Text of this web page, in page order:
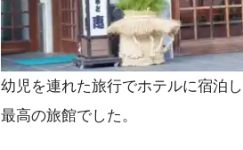
幼児を連れた旅行でホテルに宿泊
最高の旅館でした。